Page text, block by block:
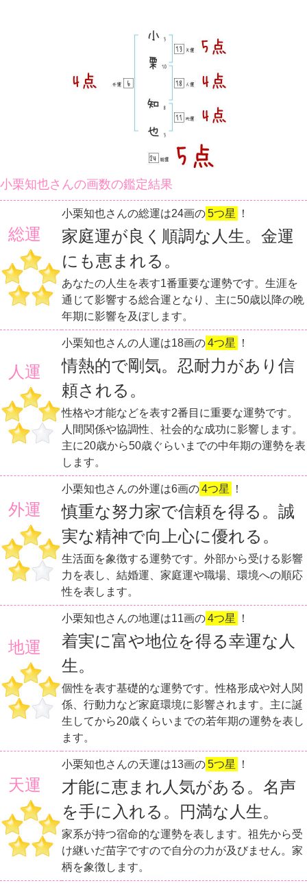
小栗知也さんの画数の鑑定結果
総運
小栗知也さんの総運は24画の5つ星 ！
家庭運が良く順調な人生。金運
にも恵まれる。
あなたの人生を表す1番重要な運勢です。生涯を
通じて影響する総合運となり、主に50歳以降の晩
年期に影響を及ぼします。
人運
小栗知也さんの人運は18画の4つ星 ！
情熱的で剛気。忍耐力があり信
頼される。
性格や才能などを表す2番目に重要な運勢です。
人間関係や協調性、社会的な成功に影響します。
主に20歳から50歳ぐらいまでの中年期の運勢を表
します。
外運
小栗知也さんの外運は6画の4つ星 ！
慎重な努力家で信頼を得る。誠
実な精神で向上心に優れる。
生活面を象徴する運勢です。外部から受ける影響
力を表し、結婚運、家庭運や職場、環境への順応
性を表します。
地運
小栗知也さんの地運は11画の4つ星 ！
着実に富や地位を得る幸運な人
生。
個性を表す基礎的な運勢です。性格形成や対人関
係、行動力など家庭環境に影響されます。主に誕
生してから20歳くらいまでの若年期の運勢を表し
ます。
天運
小栗知也さんの天運は13画の5つ星 ！
才能に恵まれ人気がある。名声
を手に入れる。円満な人生。
家系が持つ宿命的な運勢を表します。祖先から受
け継いだ苗字ですので自分の力が及びません。家
柄を象徴します。